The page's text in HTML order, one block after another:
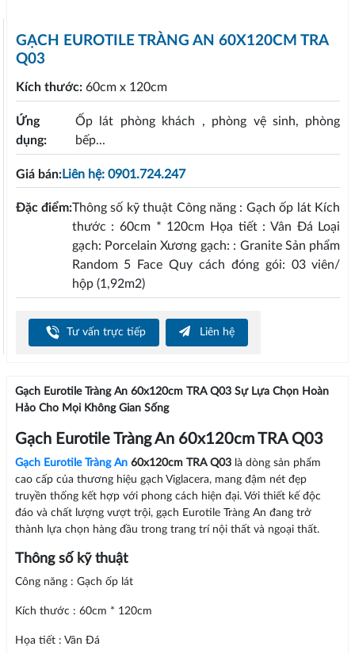
GẠCH EUROTILE TRÀNG AN 60X120CM TRA
Q03
Kích thước: 60cm x 120cm
Ứng
dụng:
Ốp lát phòng khách , phòng vệ sinh, phòng
bếp...
Giá bán:Liên hệ: 0901.724.247
Đặc điểm:Thông số kỹ thuật Công năng : Gạch ốp lát Kích
thước : 60cm * 120cm Họa tiết : Vân Đá Loại
gạch: Porcelain Xương gạch: : Granite Sản phẩm
Random 5 Face Quy cách đóng gói: 03 viên/
hộp (1,92m2)
Tư vấn trực tiếp Liên hệ
Gạch Eurotile Tràng An 60x120cm TRA Q03 Sự Lựa Chọn Hoàn
Hảo Cho Mọi Không Gian Sống
Gạch Eurotile Tràng An 60x120cm TRA Q03
Gạch Eurotile Tràng An60x120cm TRA Q03 là dòng sản phẩm
cao cấp của thương hiệu gạch Viglacera, mang đậm nét đẹp
truyền thống kết hợp với phong cách hiện đại. Với thiết kế độc
đáo và chất lượng vượt trội, gạch Eurotile Tràng An đang trở
thành lựa chọn hàng đầu trong trang trí nội thất và ngoại thất.
Thông số kỹ thuật
Công năng : Gạch ốp lát
Kích thước : 60cm * 120cm
Họa tiết : Vân Đá